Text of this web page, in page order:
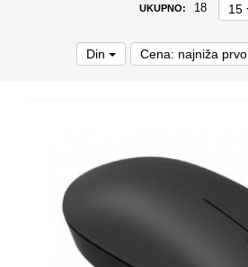
UKUPNO: 18 15
Din Cena: najniža prvo